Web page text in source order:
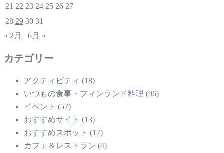
21 22 23 24 25 26 27
28 29 30 31
« 2月
6月 »
カテゴリー
アクティビティ (18)
いつもの食事・フィンランド料理 (96)
イベント (57)
おすすめサイト (13)
おすすめスポット (17)
カフェ＆レストラン (4)